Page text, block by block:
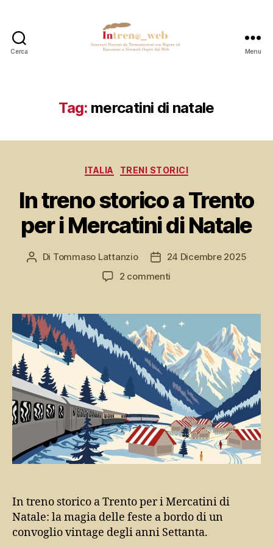
Cerca Menu
Tag: mercatini di natale
Categorie
ITALIA TRENI STORICI
In treno storico a Trento
per i Mercatini di Natale
Autore
Di Tommaso Lattanzio
Data
dell'articolo
24 Dicembre 2025
2 commenti
storico
Trento
per
i
Mercatini
di
Natale
In treno storico a Trento per i Mercatini di
Natale: la magia delle feste a bordo di un
convoglio vintage degli anni Settanta.